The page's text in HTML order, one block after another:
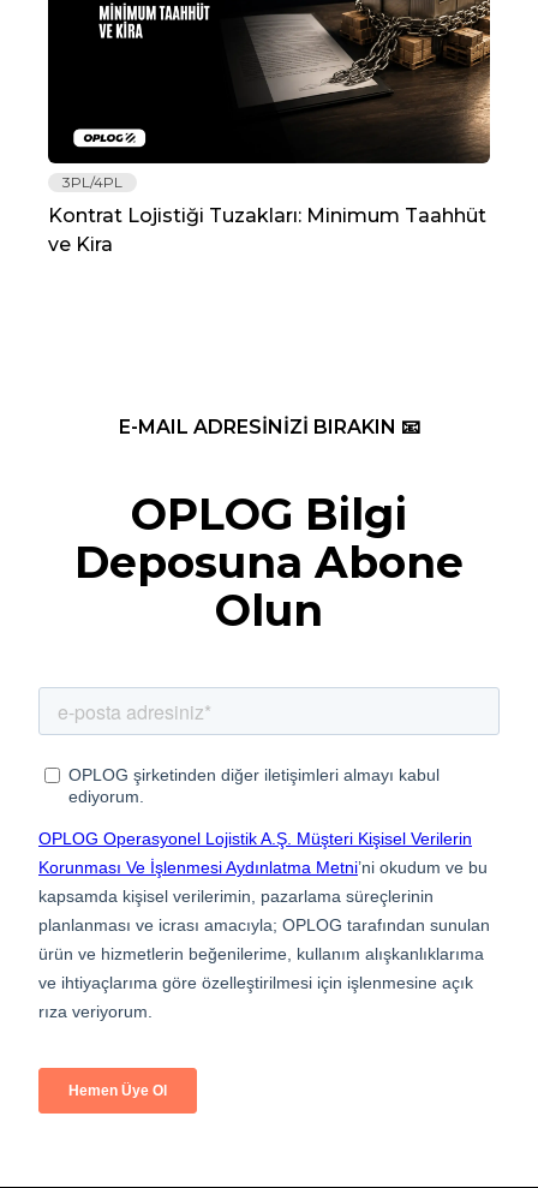
3PL/4PL
Kontrat Lojistiği Tuzakları: Minimum Taahhüt
ve Kira
E-MAIL ADRESİNİZİ BIRAKIN 📧
OPLOG Bilgi
Deposuna Abone
Olun